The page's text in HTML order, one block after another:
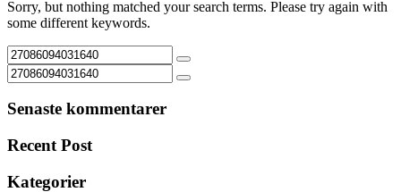
Sorry, but nothing matched your search terms. Please try again with
some different keywords.
Senaste kommentarer
Recent Post
Kategorier